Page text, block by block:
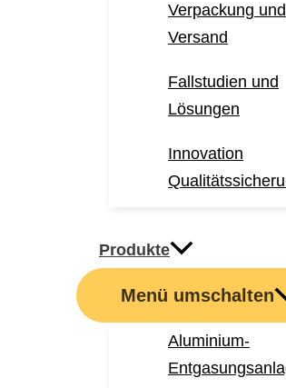
Verpackung und
Versand
Fallstudien und
Lösungen
Innovation
Produkte
Menü umschalten
Aluminium-